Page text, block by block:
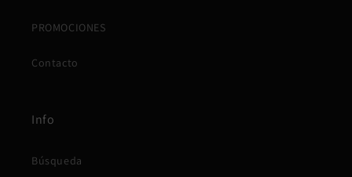
PROMOCIONES
Contacto
Info
Búsqueda